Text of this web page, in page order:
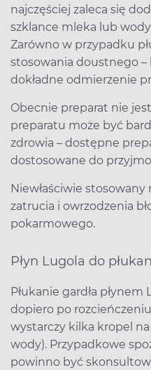
najczęściej zaleca się
szklance mleka lub
Zarówno w przypadku
stosowania doustnego
dokładne odmierzenie
Obecnie preparat nie
preparatu może być
zdrowia – dostępne
dostosowane do
Niewłaściwie
zatrucia i owrzodzenia
pokarmowego.
Płyn Lugola do
Płukanie gardła
dopiero po
wystarczy kilka kropel na
wody). Przypadkowe
powinno być